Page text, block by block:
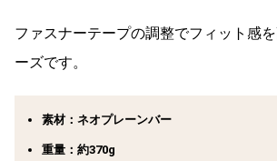
ファスナーテープの調整でフィット感
ーズです。
素材：ネオプレーンバー
重量：約370g